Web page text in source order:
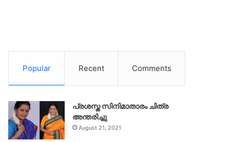
Popular Recent Comments
പ്രശസ്ത സിനിമാതാരം ചിത്ര
അന്തരിച്ചു
August 21, 2021